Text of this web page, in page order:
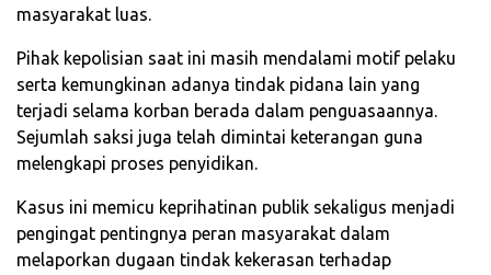
masyarakat luas.
‎Pihak kepolisian saat ini masih mendalami motif pelaku
serta kemungkinan adanya tindak pidana lain yang
terjadi selama korban berada dalam penguasaannya.
Sejumlah saksi juga telah dimintai keterangan guna
melengkapi proses penyidikan.
‎Kasus ini memicu keprihatinan publik sekaligus menjadi
pengingat pentingnya peran masyarakat dalam
melaporkan dugaan tindak kekerasan terhadap